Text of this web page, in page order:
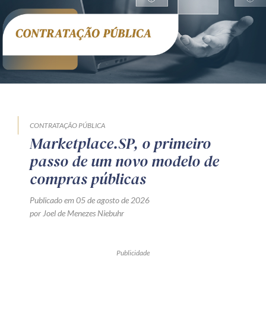
CONTRATAÇÃO PÚBLICA
Marketplace.SP, o primeiro
passo de um novo modelo de
compras públicas
Publicado em 05 de agosto de 2026
por Joel de Menezes Niebuhr
Publicidade